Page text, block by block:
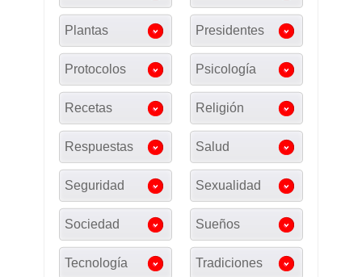
Plantas Presidentes
Protocolos Psicología
Recetas Religión
Respuestas Salud
Seguridad Sexualidad
Sociedad Sueños
Tecnología Tradiciones